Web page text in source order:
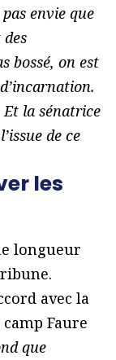
envie que
bossé, on est
Et la sénatrice
de ce
les
longueur
avec la
Faure
que